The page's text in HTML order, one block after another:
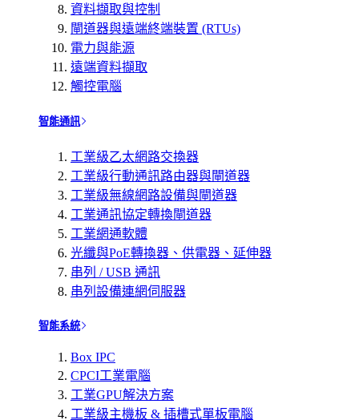
資料擷取與控制
閘道器與遠端終端裝置 (RTUs)
電力與能源
遠端資料擷取
觸控電腦
智能通訊
工業級乙太網路交換器
工業級行動通訊路由器與閘道器
工業級無線網路設備與閘道器
工業通訊協定轉換閘道器
工業網通軟體
光纖與PoE轉換器、供電器、延伸器
串列 / USB 通訊
串列設備連網伺服器
智能系統
Box IPC
CPCI工業電腦
工業GPU解決方案
工業級主機板 & 插槽式單板電腦